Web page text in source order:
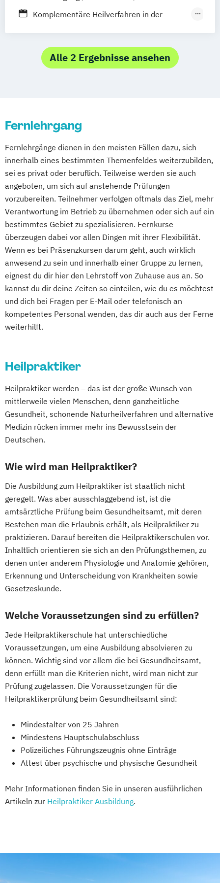
Rosenheim Rostock Saarbrücken
Siegen Stuttgart Trier Tübingen Ulm
Psychologische Beratung
Paracelsus Gesundheitsakademien
Friedrichshafen
Hamburg Hannover
Heilbronn Kassel Leipzig Mannheim
München Bochum Kaiserslautern
Wiesbaden Regenstauf Dresden
Komplementäre Heilverfahren in der
Heilverfahren
Osteopathie i.V.
Alle 2 Ergebnisse ansehen
Fernlehrgang
Fernlehrgänge dienen in den meisten Fällen dazu, sich
innerhalb eines bestimmten Themenfeldes weiterzubilden,
sei es privat oder beruflich. Teilweise werden sie auch
angeboten, um sich auf anstehende Prüfungen
vorzubereiten. Teilnehmer verfolgen oftmals das Ziel, mehr
Verantwortung im Betrieb zu übernehmen oder sich auf ein
bestimmtes Gebiet zu spezialisieren. Fernkurse
überzeugen dabei vor allen Dingen mit ihrer Flexibilität.
Wenn es bei Präsenzkursen darum geht, auch wirklich
anwesend zu sein und innerhalb einer Gruppe zu lernen,
eignest du dir hier den Lehrstoff von Zuhause aus an. So
kannst du dir deine Zeiten so einteilen, wie du es möchtest
und dich bei Fragen per E-Mail oder telefonisch an
kompetentes Personal wenden, das dir auch aus der Ferne
weiterhilft.
Heilpraktiker
Heilpraktiker werden – das ist der große Wunsch von
mittlerweile vielen Menschen, denn ganzheitliche
Gesundheit, schonende Naturheilverfahren und alternative
Medizin rücken immer mehr ins Bewusstsein der
Deutschen.
Wie wird man Heilpraktiker?
Die Ausbildung zum Heilpraktiker ist staatlich nicht
geregelt. Was aber ausschlaggebend ist, ist die
amtsärztliche Prüfung beim Gesundheitsamt, mit deren
Bestehen man die Erlaubnis erhält, als Heilpraktiker zu
praktizieren. Darauf bereiten die Heilpraktikerschulen vor.
Inhaltlich orientieren sie sich an den Prüfungsthemen, zu
denen unter anderem Physiologie und Anatomie gehören,
Erkennung und Unterscheidung von Krankheiten sowie
Gesetzeskunde.
Welche Voraussetzungen sind zu erfüllen?
Jede Heilpraktikerschule hat unterschiedliche
Voraussetzungen, um eine Ausbildung absolvieren zu
können. Wichtig sind vor allem die bei Gesundheitsamt,
denn erfüllt man die Kriterien nicht, wird man nicht zur
Prüfung zugelassen. Die Voraussetzungen für die
Heilpraktikerprüfung beim Gesundheitsamt sind:
Mindestalter von 25 Jahren
Mindestens Hauptschulabschluss
Polizeiliches Führungszeugnis ohne Einträge
Attest über psychische und physische Gesundheit
Mehr Informationen finden Sie in unseren ausführlichen
Artikeln zur Heilpraktiker Ausbildung.